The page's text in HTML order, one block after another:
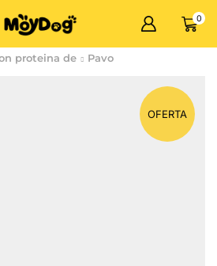
0
proteina de Pavo
OFERTA